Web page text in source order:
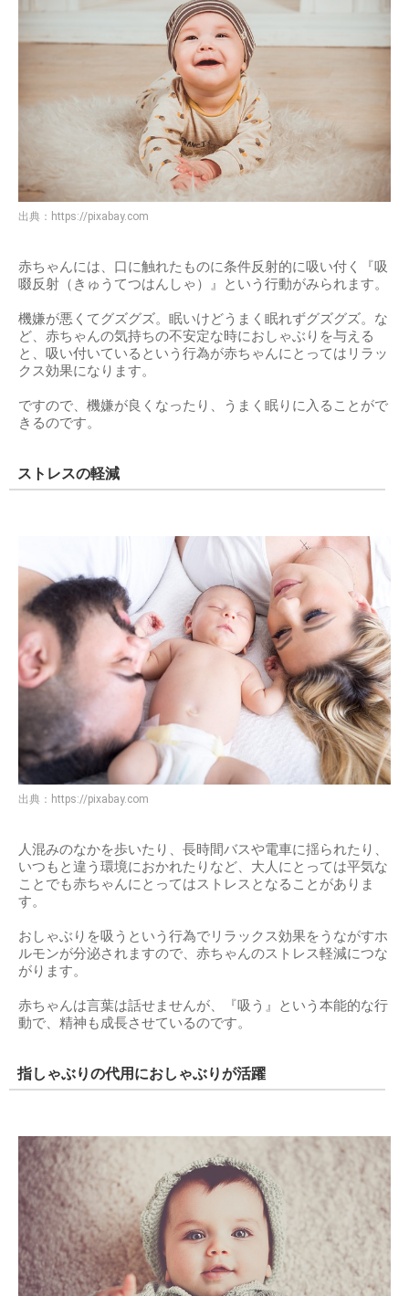
出典： https://pixabay.com
赤ちゃんには、口に触れたものに条件反射的に吸い付く『吸
啜反射（きゅうてつはんしゃ）』という行動がみられます。
機嫌が悪くてグズグズ。眠いけどうまく眠れずグズグズ。な
ど、赤ちゃんの気持ちの不安定な時におしゃぶりを与える
と、吸い付いているという行為が赤ちゃんにとってはリラッ
クス効果になります。
ですので、機嫌が良くなったり、うまく眠りに入ることがで
きるのです。
ストレスの軽減
出典： https://pixabay.com
人混みのなかを歩いたり、長時間バスや電車に揺られたり、
いつもと違う環境におかれたりなど、大人にとっては平気な
ことでも赤ちゃんにとってはストレスとなることがありま
す。
おしゃぶりを吸うという行為でリラックス効果をうながすホ
ルモンが分泌されますので、赤ちゃんのストレス軽減につな
がります。
赤ちゃんは言葉は話せませんが、『吸う』という本能的な行
動で、精神も成長させているのです。
指しゃぶりの代用におしゃぶりが活躍